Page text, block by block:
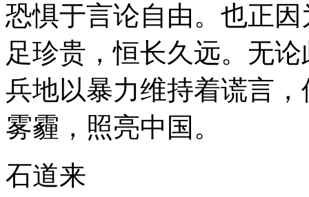
恐惧于言论自由。也正
足珍贵，恒长久远。无
兵地以暴力维持着谎言
雾霾，照亮中国。
石道来